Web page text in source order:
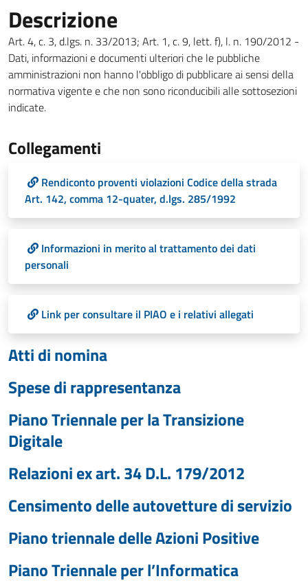
Descrizione
Art. 4, c. 3, d.lgs. n. 33/2013; Art. 1, c. 9, lett. f), l. n. 190/2012 -
Dati, informazioni e documenti ulteriori che le pubbliche
amministrazioni non hanno l'obbligo di pubblicare ai sensi della
normativa vigente e che non sono riconducibili alle sottosezioni
indicate.
Collegamenti
Rendiconto proventi violazioni Codice della strada
Art. 142, comma 12-quater, d.lgs. 285/1992
Informazioni in merito al trattamento dei dati
personali
Link per consultare il PIAO e i relativi allegati
Atti di nomina
Spese di rappresentanza
Piano Triennale per la Transizione
Digitale
Relazioni ex art. 34 D.L. 179/2012
Censimento delle autovetture di servizio
Piano triennale delle Azioni Positive
Piano Triennale per l’Informatica